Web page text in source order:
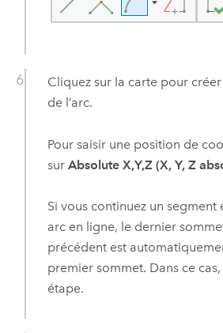
Cliquez sur la carte pour
de l’arc.
Pour saisir une position de
sur Absolute X,Y,Z (X, Y, Z
Si vous continuez un segment
arc en ligne, le dernier
précédent est
premier sommet. Dans ce
étape.